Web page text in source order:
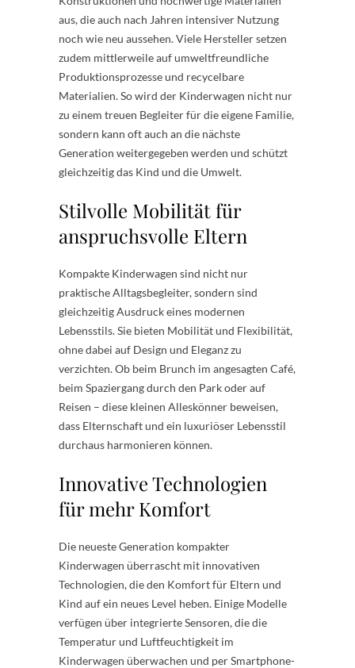
aus, die auch nach Jahren intensiver Nutzung
noch wie neu aussehen. Viele Hersteller setzen
zudem mittlerweile auf umweltfreundliche
Produktionsprozesse und recycelbare
Materialien. So wird der Kinderwagen nicht nur
zu einem treuen Begleiter für die eigene Familie,
sondern kann oft auch an die nächste
Generation weitergegeben werden und schützt
gleichzeitig das Kind und die Umwelt.
Stilvolle Mobilität für
anspruchsvolle Eltern
Kompakte Kinderwagen sind nicht nur
praktische Alltagsbegleiter, sondern sind
gleichzeitig Ausdruck eines modernen
Lebensstils. Sie bieten Mobilität und Flexibilität,
ohne dabei auf Design und Eleganz zu
verzichten. Ob beim Brunch im angesagten Café,
beim Spaziergang durch den Park oder auf
Reisen – diese kleinen Alleskönner beweisen,
dass Elternschaft und ein luxuriöser Lebensstil
durchaus harmonieren können.
Innovative Technologien
für mehr Komfort
Die neueste Generation kompakter
Kinderwagen überrascht mit innovativen
Technologien, die den Komfort für Eltern und
Kind auf ein neues Level heben. Einige Modelle
verfügen über integrierte Sensoren, die die
Temperatur und Luftfeuchtigkeit im
Kinderwagen überwachen und per Smartphone-